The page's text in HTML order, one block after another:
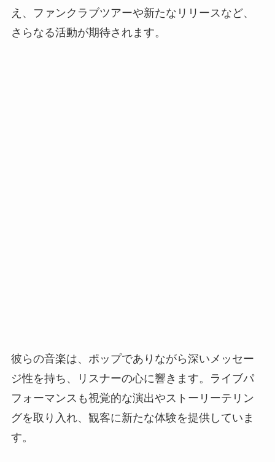
え、ファンクラブツアーや新たなリリースなど、
さらなる活動が期待されます。
彼らの音楽は、ポップでありながら深いメッセー
ジ性を持ち、リスナーの心に響きます。ライブパ
フォーマンスも視覚的な演出やストーリーテリン
グを取り入れ、観客に新たな体験を提供していま
す。